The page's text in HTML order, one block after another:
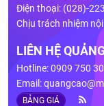
Điện thoại: (028)-
Chịu trách nhiệm
LIÊN HỆ
Hotline: 0909 750
Email:
BẢNG GIÁ